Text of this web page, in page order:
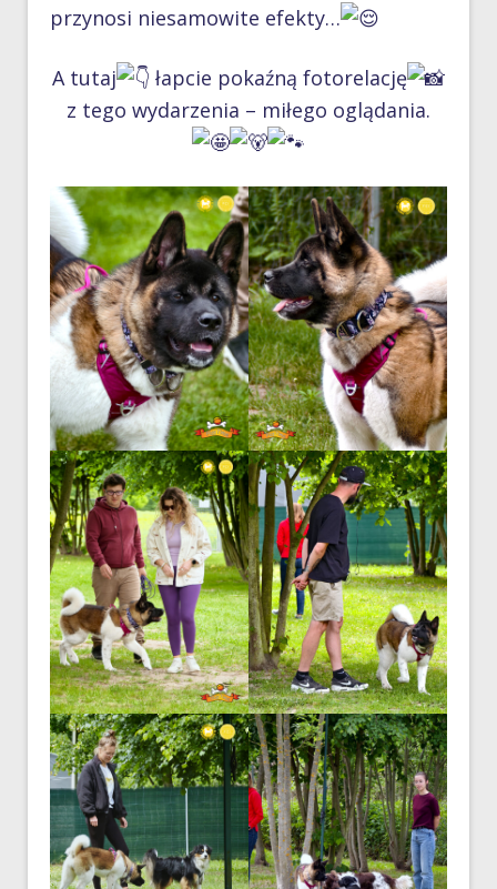
przynosi niesamowite efekty…
A tutaj
łapcie pokaźną fotorelację
z tego wydarzenia – miłego oglądania.